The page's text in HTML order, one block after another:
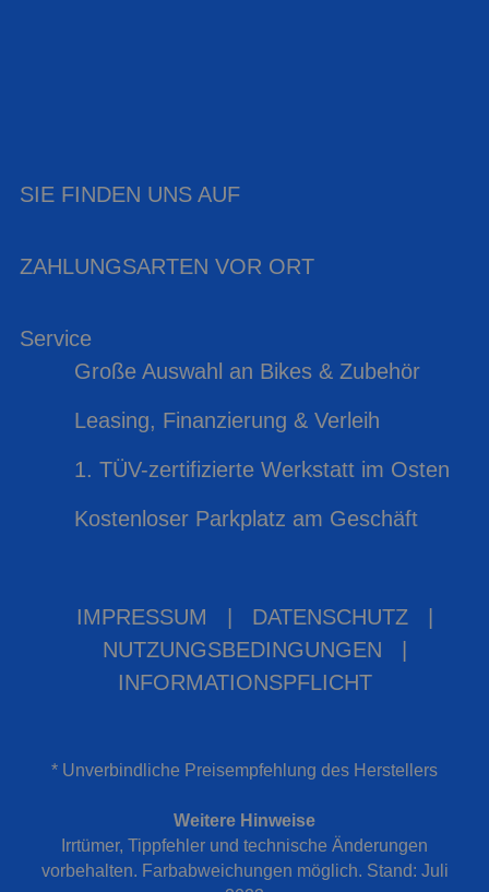
SIE FINDEN UNS AUF
ZAHLUNGSARTEN VOR ORT
Service
Große Auswahl an Bikes & Zubehör
Leasing, Finanzierung & Verleih
1. TÜV-zertifizierte Werkstatt im Osten
Kostenloser Parkplatz am Geschäft
IMPRESSUM DATENSCHUTZ
NUTZUNGSBEDINGUNGEN
INFORMATIONSPFLICHT
* Unverbindliche Preisempfehlung des Herstellers
Weitere Hinweise
Irrtümer, Tippfehler und technische Änderungen
vorbehalten. Farbabweichungen möglich. Stand: Juli